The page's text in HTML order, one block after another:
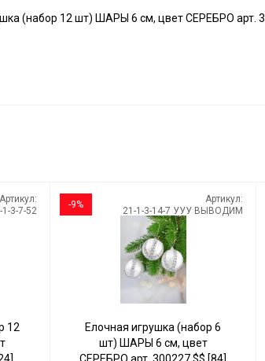
(набор 12 шт) ШАРЫ 6 см, цвет СЕРЕБРО арт.
Артикул:
1-3-7-52
12
-9%
Артикул:
21-1-3-14-7 УУУ ВЫВОДИМ
Елочная игрушка (набор 6
шт) ШАРЫ 6 см, цвет